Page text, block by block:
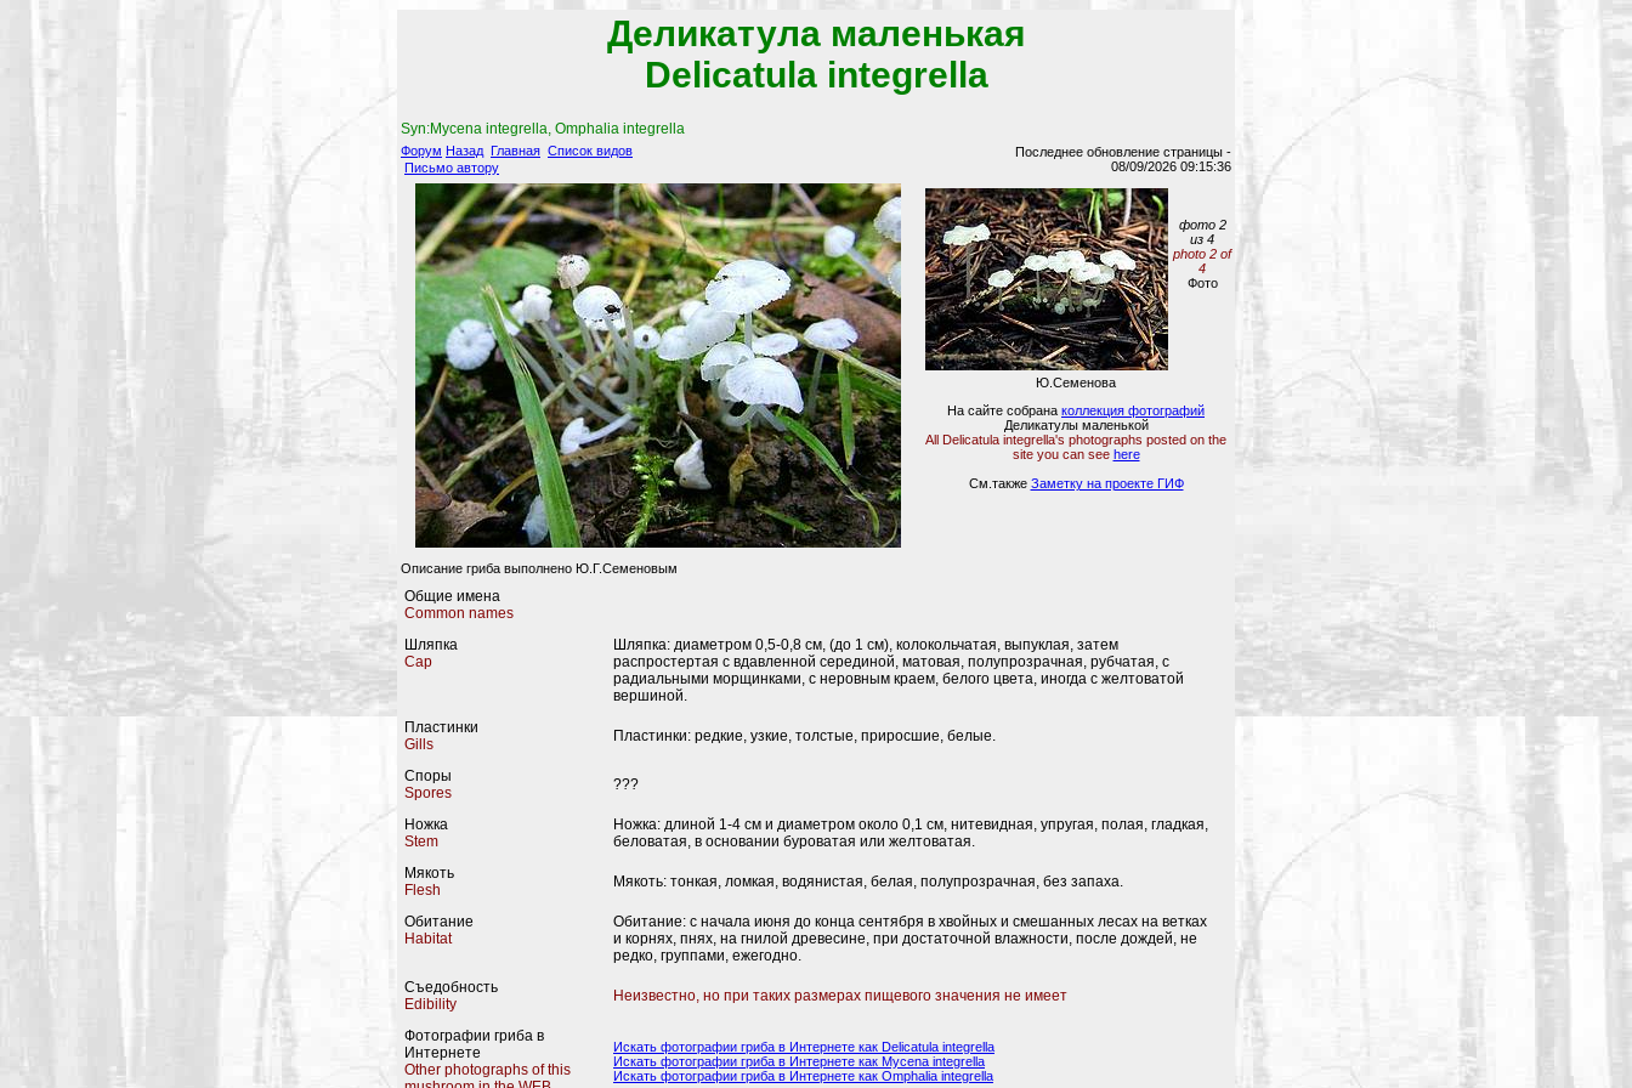
Деликатула маленькая
Delicatula integrella
Syn:Mycena integrella, Omphalia integrella
Форум Назад Главная Список видов
Письмо автору
Последнее обновление страницы -
08/09/2026 09:15:36
фото 2
из 4
photo 2 of
4
Фото
Ю.Семенова
На сайте собрана коллекция фотографий
Деликатулы маленькой
All Delicatula integrella's photographs posted on the
site you can see here
См.также Заметку на проекте ГИФ
Описание гриба выполнено Ю.Г.Семеновым
Общие имена
Common names
Шляпка
Cap
Шляпка: диаметром 0,5-0,8 см, (до 1 см), колокольчатая, выпуклая, затем
распростертая с вдавленной серединой, матовая, полупрозрачная, рубчатая, с
радиальными морщинками, с неровным краем, белого цвета, иногда с желтоватой
вершиной.
Пластинки
Gills
Пластинки: редкие, узкие, толстые, приросшие, белые.
Споры
Spores
???
Ножка
Stem
Ножка: длиной 1-4 см и диаметром около 0,1 см, нитевидная, упругая, полая, гладкая,
беловатая, в основании буроватая или желтоватая.
Мякоть
Flesh
Мякоть: тонкая, ломкая, водянистая, белая, полупрозрачная, без запаха.
Обитание
Habitat
Обитание: с начала июня до конца сентября в хвойных и смешанных лесах на ветках
и корнях, пнях, на гнилой древесине, при достаточной влажности, после дождей, не
редко, группами, ежегодно.
Съедобность
Edibility
Неизвестно, но при таких размерах пищевого значения не имеет
Фотографии гриба в
Интернете
Other photographs of this
Искать фотографии гриба в Интернете как Delicatula integrella
Искать фотографии гриба в Интернете как Mycena integrella
Искать фотографии гриба в Интернете как Omphalia integrella